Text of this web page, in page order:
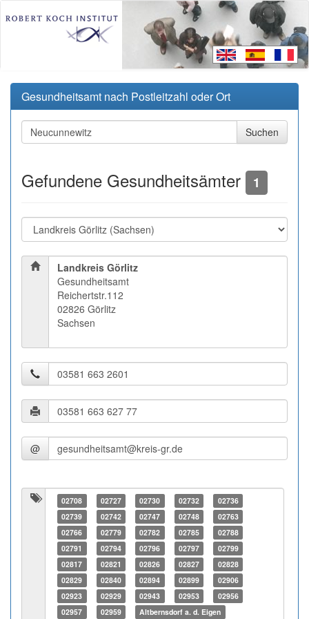
Gesundheitsamt nach Postleitzahl oder Ort
Gefundene Gesundheitsämter 1
Landkreis Görlitz
Gesundheitsamt
Reichertstr.112
02826 Görlitz
Sachsen
@
02708 02727 02730 02732
02736
02739
02742 02747 02748
02763
02766
02779 02782 02785
02788
02791
02794 02796 02797
02799
02817
02821 02826 02827
02828
02829
02840 02894 02899
02906
02923
02929 02943 02953
02956
02957
02959 Altbernsdorf a. d. Eigen